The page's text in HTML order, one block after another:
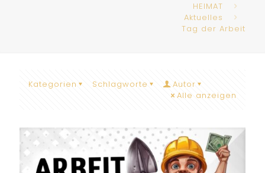
HEIMAT
Aktuelles
Tag der Arbeit
Kategorien Schlagworte
Autor
Alle anzeigen